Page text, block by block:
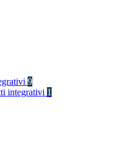
9
integrativi 1